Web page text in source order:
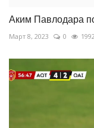
Аким Павлодара
Март 8, 2023 0 1992